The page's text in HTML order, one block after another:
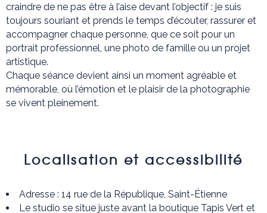
craindre de ne pas être à l’aise devant l’objectif : je suis
toujours souriant et prends le temps d’écouter, rassurer et
accompagner chaque personne, que ce soit pour un
portrait professionnel, une photo de famille ou un projet
artistique.
Chaque séance devient ainsi un moment agréable et
mémorable, où l’émotion et le plaisir de la photographie
se vivent pleinement.
Localisation et accessibilité
Adresse : 14 rue de la République, Saint-Étienne
Le studio se situe juste avant la boutique Tapis Vert et